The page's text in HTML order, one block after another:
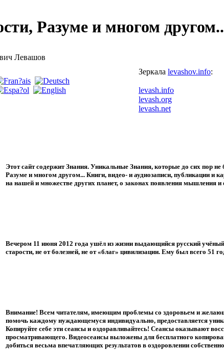
Разуме и многом
Левашов
Зеркала levashov.info:
levash.info
levash.org
levash.net
Этот сайт содержит Знания. Уникальные Знания, которые до сих пор
Разуме и многом другом... Книги, видео- и аудиозаписи, публикации и
на нашей и множестве других планет, о законах появления мышления и
Вечером 11 июня 2012 года ушёл из жизни выдающийся русский
старости, не от болезней, не от «благ» цивилизации. Ему был всего 51
Внимание! Всем читателям, имеющим проблемы со здоровьем и
помочь каждому нуждающемуся индивидуально, предоставляется
Копируйте себе эти сеансы и оздоравливайтесь! Сеансы оказывают
просматривающего. Видеосеансы выложены для бесплатного
добиться весьма впечатляющих результатов в оздоровлении